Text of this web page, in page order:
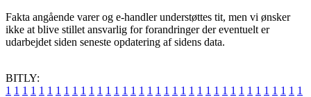
Fakta angående varer og e-handler understøttes tit, men vi ønsker
ikke at blive stillet ansvarlig for forandringer der eventuelt er
udarbejdet siden seneste opdatering af sidens data.
BITLY:
1 1 1 1 1 1 1 1 1 1 1 1 1 1 1 1 1 1 1 1 1 1 1 1 1 1 1 1 1 1 1 1 1 1 1 1